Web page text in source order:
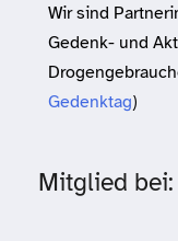
Wir sind
Gedenk- und
Gedenktag)
Mitglied bei: